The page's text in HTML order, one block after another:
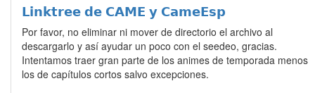
𝗟𝗶𝗻𝗸𝘁𝗿𝗲𝗲 𝗱𝗲 𝗖𝗔𝗠𝗘 𝘆 𝗖𝗮𝗺𝗲𝗘𝘀𝗽
Por favor, no eliminar ni mover de directorio el archivo al
descargarlo y así ayudar un poco con el seedeo, gracias.
Intentamos traer gran parte de los animes de temporada menos
los de capítulos cortos salvo excepciones.